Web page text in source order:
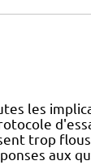
les
trop flous
aux